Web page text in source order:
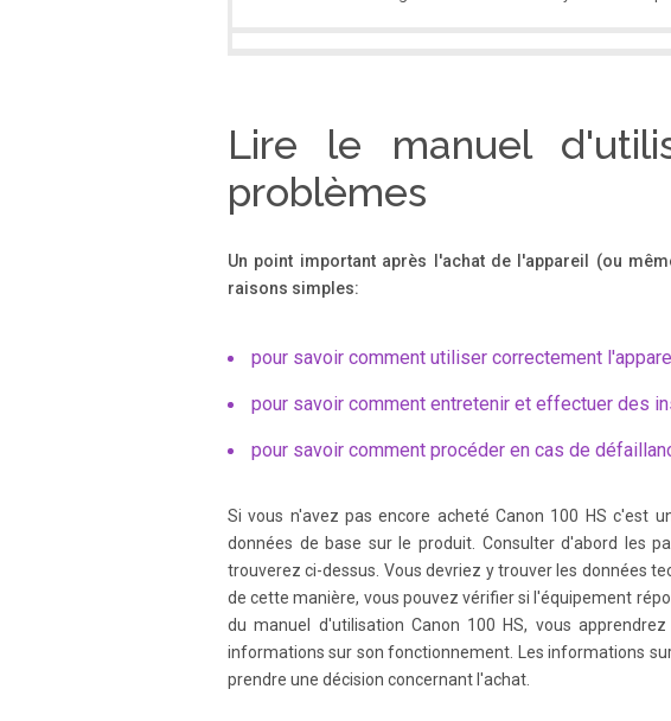
Page 4
scenes Shoot with special effects I w P V Portrai ts (p. 64)
What Do You Want to Do? 5 1 z Look at my pictures
Page 6
you learn more a s you read each chap ter. Checking the
Page 7
Table of Contents 7 Shooting Stitch Assist Images ........ 82
........ 85 Turning th e Flash On .............. ........ 85 Adjusting the
Lire le manuel
problèmes
Un point important après l'achat de l'appareil (ou
raisons simples:
pour savoir comment utiliser correctement
pour savoir comment entretenir et effectuer des
pour savoir comment procéder en cas de
Si vous n'avez pas encore acheté Canon 100 HS c'est
données de base sur le produit. Consulter d'abord les
trouverez ci-dessus. Vous devriez y trouver les données
de cette manière, vous pouvez vérifier si l'équipement
du manuel d'utilisation Canon 100 HS, vous
informations sur son fonctionnement. Les informations
prendre une décision concernant l'achat.